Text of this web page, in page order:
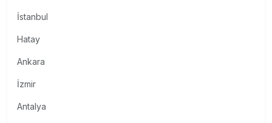
İstanbul
Hatay
Ankara
İzmir
Antalya